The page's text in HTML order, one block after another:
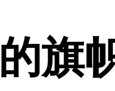
的旗